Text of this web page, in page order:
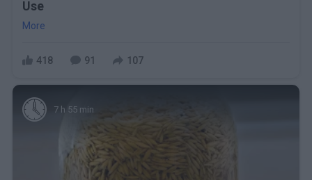
Use
More
418 91 107
7 h 55 min